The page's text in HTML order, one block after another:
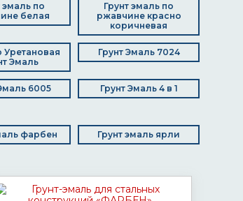
эмаль по
белая
Грунт эмаль по
ржавчине красно
коричневая
Эмаль
Грунт Эмаль 7024
6005 Грунт Эмаль 4 в 1
фарбен Грунт эмаль ярли